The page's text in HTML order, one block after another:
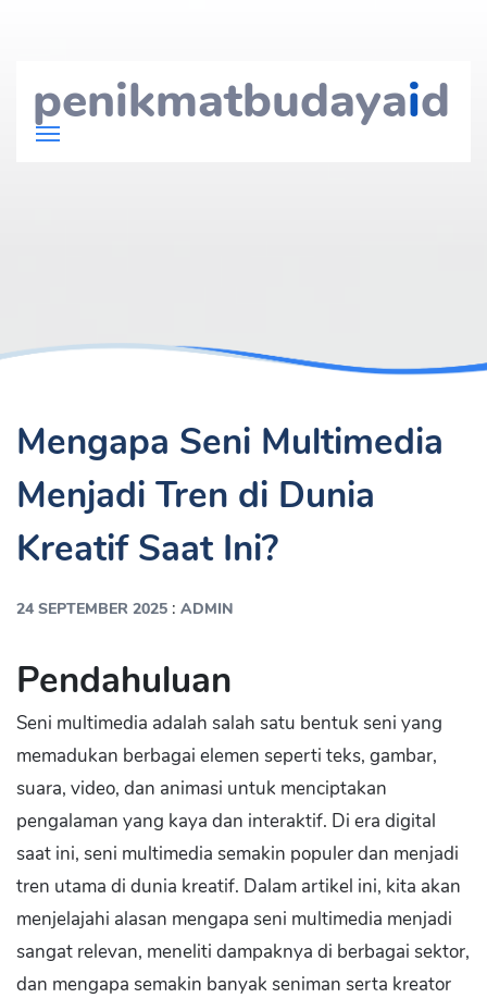
penikmatbudayaid
Mengapa Seni Multimedia
Menjadi Tren di Dunia
Kreatif Saat Ini?
24 SEPTEMBER 2025 : ADMIN
Pendahuluan
Seni multimedia adalah salah satu bentuk seni yang
memadukan berbagai elemen seperti teks, gambar,
suara, video, dan animasi untuk menciptakan
pengalaman yang kaya dan interaktif. Di era digital
saat ini, seni multimedia semakin populer dan menjadi
tren utama di dunia kreatif. Dalam artikel ini, kita akan
menjelajahi alasan mengapa seni multimedia menjadi
sangat relevan, meneliti dampaknya di berbagai sektor,
dan mengapa semakin banyak seniman serta kreator